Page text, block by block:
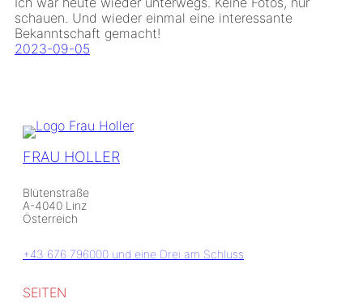
schauen. Und wieder einmal eine interessante
Bekanntschaft gemacht!
2023-09-05
FRAU HOLLER
Blütenstraße
A-4040 Linz
Österreich
+43 676 796000 und eine Drei am Schluss
SEITEN